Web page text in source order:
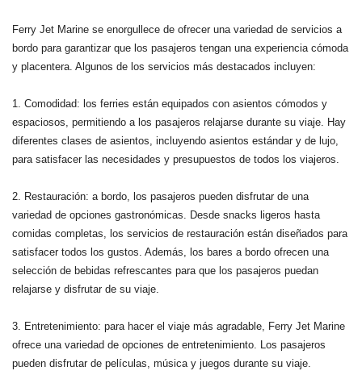
Ferry Jet Marine se enorgullece de ofrecer una variedad de servicios a
bordo para garantizar que los pasajeros tengan una experiencia cómoda
y placentera. Algunos de los servicios más destacados incluyen:
1. Comodidad: los ferries están equipados con asientos cómodos y
espaciosos, permitiendo a los pasajeros relajarse durante su viaje. Hay
diferentes clases de asientos, incluyendo asientos estándar y de lujo,
para satisfacer las necesidades y presupuestos de todos los viajeros.
2. Restauración: a bordo, los pasajeros pueden disfrutar de una
variedad de opciones gastronómicas. Desde snacks ligeros hasta
comidas completas, los servicios de restauración están diseñados para
satisfacer todos los gustos. Además, los bares a bordo ofrecen una
selección de bebidas refrescantes para que los pasajeros puedan
relajarse y disfrutar de su viaje.
3. Entretenimiento: para hacer el viaje más agradable, Ferry Jet Marine
ofrece una variedad de opciones de entretenimiento. Los pasajeros
pueden disfrutar de películas, música y juegos durante su viaje.